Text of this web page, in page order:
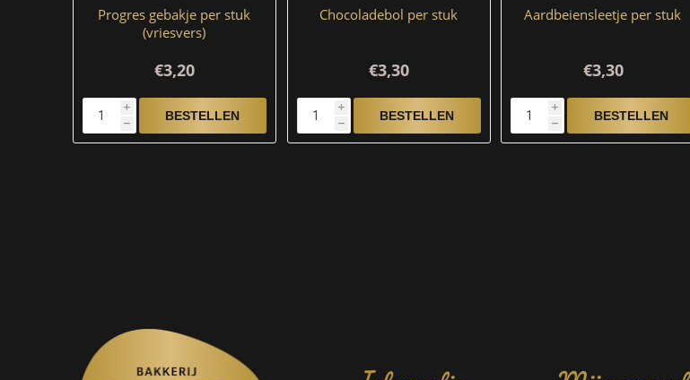
Progres gebakje per stuk
(vriesvers)
€3,20
i
h
Chocoladebol per stuk
€3,30
i
h
Aardbeiensleetje per stuk
€3,30
i
h